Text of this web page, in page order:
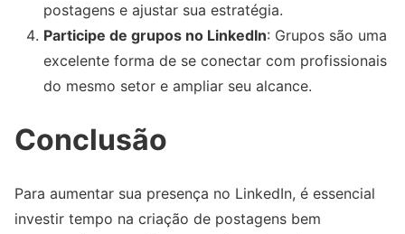
postagens e ajustar sua estratégia.
Participe de grupos no LinkedIn: Grupos são uma
excelente forma de se conectar com profissionais
do mesmo setor e ampliar seu alcance.
Conclusão
Para aumentar sua presença no LinkedIn, é essencial
investir tempo na criação de postagens bem